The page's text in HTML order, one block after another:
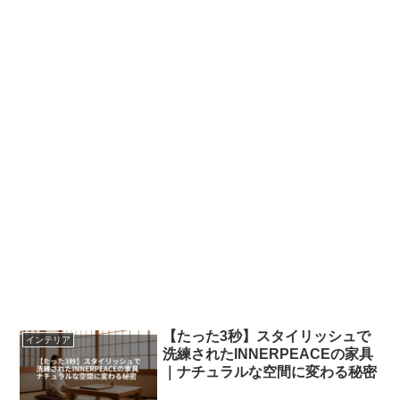
インテリア
【たった3秒】スタイリッシュで
洗練されたINNERPEACEの家具
｜ナチュラルな空間に変わる秘密